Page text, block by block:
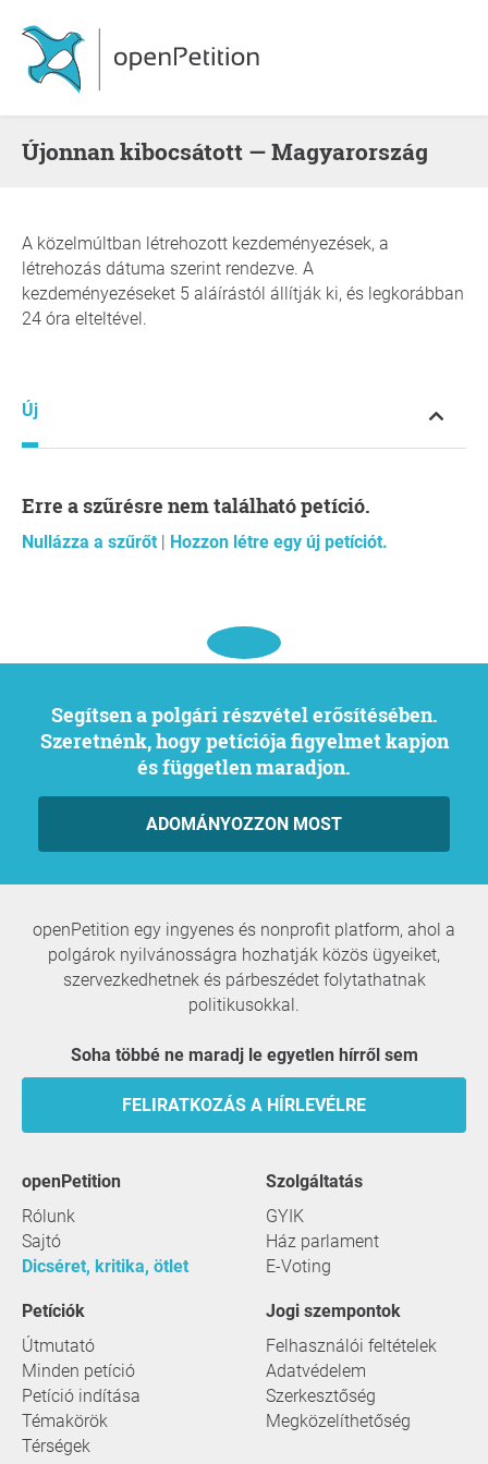
Újonnan kibocsátott — Magyarország
A közelmúltban létrehozott kezdeményezések, a
létrehozás dátuma szerint rendezve. A
kezdeményezéseket 5 aláírástól állítják ki, és legkorábban
24 óra elteltével.
Új
Erre a szűrésre nem található petíció.
Nullázza a szűrőt | Hozzon létre egy új petíciót.
Segítsen a polgári részvétel erősítésében.
Szeretnénk, hogy petíciója figyelmet kapjon
és független maradjon.
ADOMÁNYOZZON MOST
openPetition egy ingyenes és nonprofit platform, ahol a
polgárok nyilvánosságra hozhatják közös ügyeiket,
szervezkedhetnek és párbeszédet folytathatnak
politikusokkal.
Soha többé ne maradj le egyetlen hírről sem
FELIRATKOZÁS A HÍRLEVÉLRE
openPetition
Rólunk
Sajtó
Dicséret, kritika, ötlet
szolgáltatás
GYIK
Ház parlament
E-Voting
Petíciók
Útmutató
Minden petíció
Petíció indítása
Témakörök
Térségek
Jogi szempontok
Felhasználói feltételek
Adatvédelem
Szerkesztőség
Megközelíthetőség